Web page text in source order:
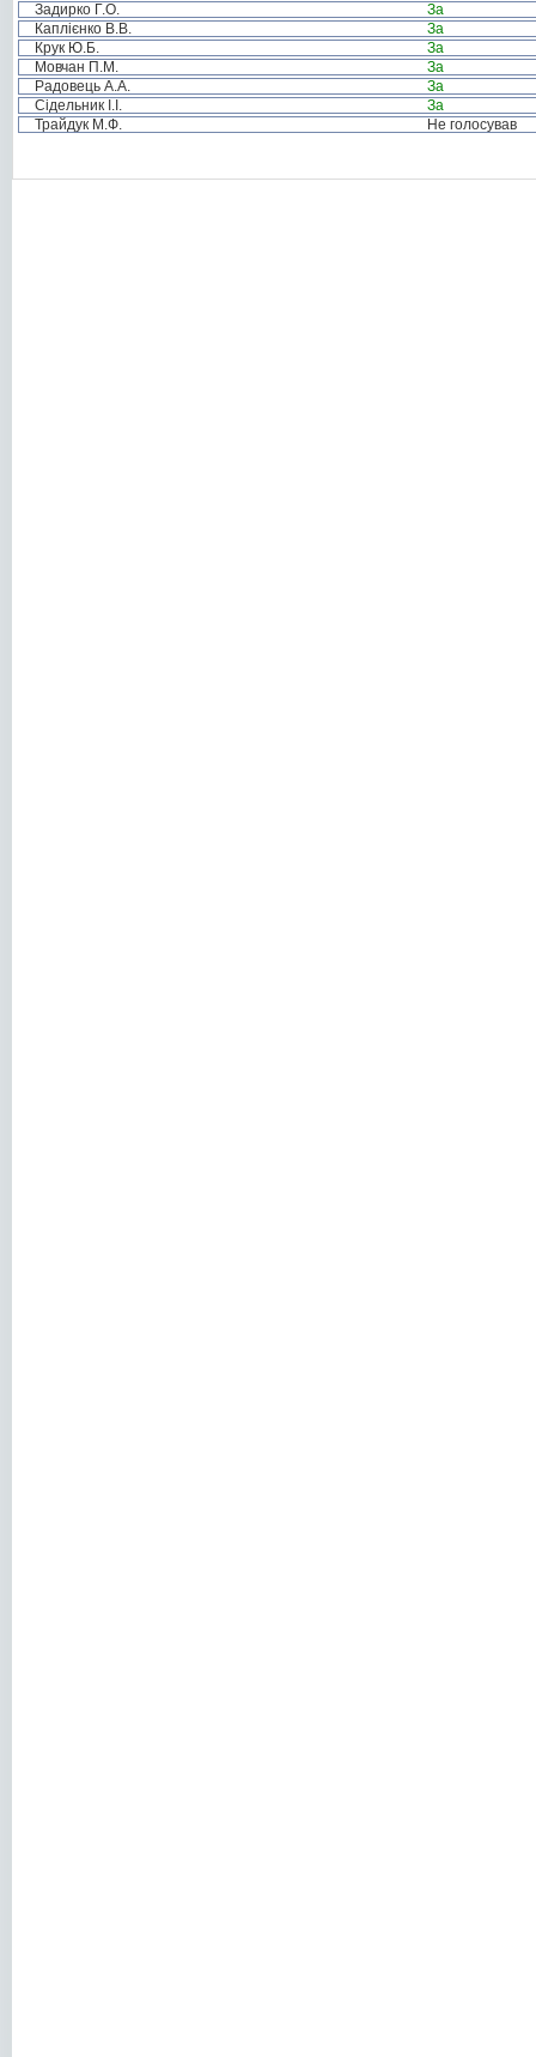
Задирко Г.О.
За
Каплієнко В.В.
За
Крук Ю.Б.
За
Мовчан П.М.
За
Радовець А.А.
За
Сідельник І.І.
За
Трайдук М.Ф.
Не голосував